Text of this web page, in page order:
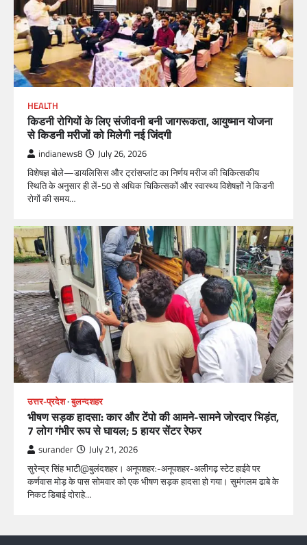
HEALTH
किडनी रोगियों के लिए संजीवनी बनी जागरूकता, आयुष्मान योजना
से किडनी मरीजों को मिलेगी नई जिंदगी
indianews8 July 26, 2026
विशेषज्ञ बोले—डायलिसिस और ट्रांसप्लांट का निर्णय मरीज की चिकित्सकीय
स्थिति के अनुसार ही लें-50 से अधिक चिकित्सकों और स्वास्थ्य विशेषज्ञों ने किडनी
रोगों की समय…
उत्तर-प्रदेश बुलन्दशहर
भीषण सड़क हादसा: कार और टेंपो की आमने-सामने जोरदार भिड़ंत,
7 लोग गंभीर रूप से घायल; 5 हायर सेंटर रेफर​
surander July 21, 2026
सुरेन्द्र सिंह भाटी@बुलंदशहर। अनूपशहर:-अनूपशहर-अलीगढ़ स्टेट हाईवे पर
कर्णवास मोड़ के पास सोमवार को एक भीषण सड़क हादसा हो गया। सुमंगलम ढाबे के
निकट डिबाई दोराहे…